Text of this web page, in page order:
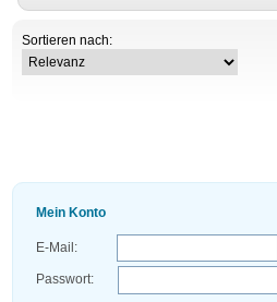
Sortieren nach:
Mein Konto
E-Mail:
Passwort: